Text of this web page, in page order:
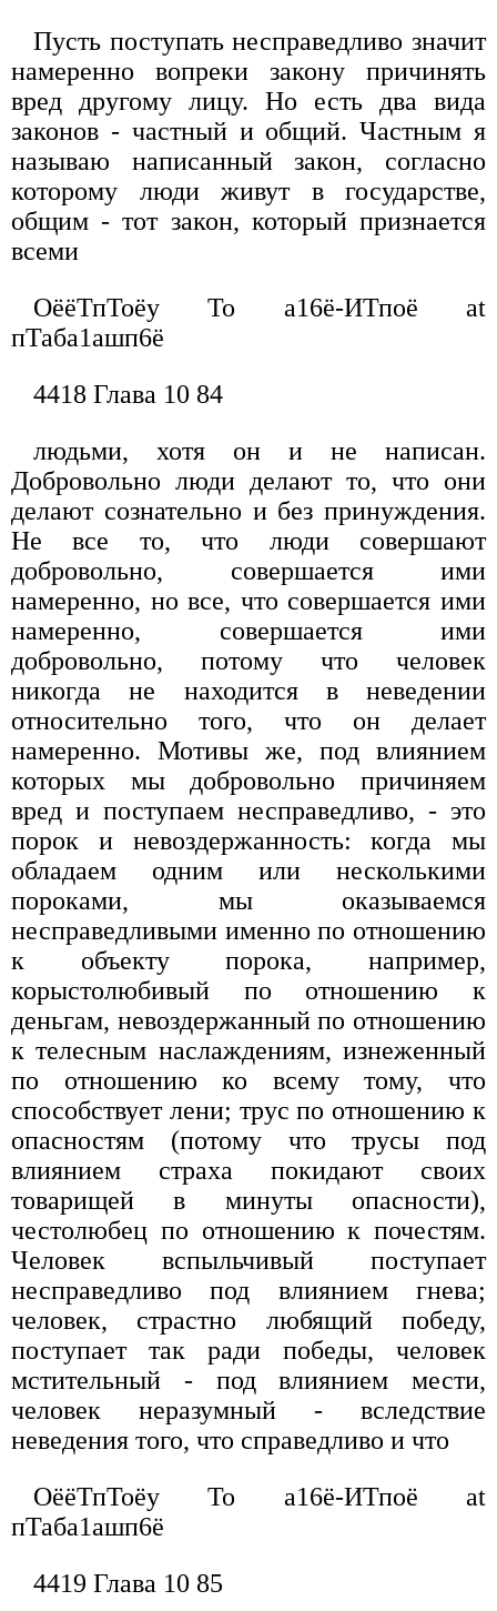
Пусть поступать несправедливо значит
намеренно вопреки закону причинять
вред другому лицу. Но есть два вида
законов - частный и общий. Частным я
называю написанный закон, согласно
которому люди живут в государстве,
общим - тот закон, который признается
всеми
ОёёТпТоёу То а16ё-ИТпоё at
пТаба1ашп6ё
4418 Глава 10 84
людьми, хотя он и не написан.
Добровольно люди делают то, что они
делают сознательно и без принуждения.
Не все то, что люди совершают
добровольно, совершается ими
намеренно, но все, что совершается ими
намеренно, совершается ими
добровольно, потому что человек
никогда не находится в неведении
относительно того, что он делает
намеренно. Мотивы же, под влиянием
которых мы добровольно причиняем
вред и поступаем несправедливо, - это
порок и невоздержанность: когда мы
обладаем одним или несколькими
пороками, мы оказываемся
несправедливыми именно по отношению
к объекту порока, например,
корыстолюбивый по отношению к
деньгам, невоздержанный по отношению
к телесным наслаждениям, изнеженный
по отношению ко всему тому, что
способствует лени; трус по отношению к
опасностям (потому что трусы под
влиянием страха покидают своих
товарищей в минуты опасности),
честолюбец по отношению к почестям.
Человек вспыльчивый поступает
несправедливо под влиянием гнева;
человек, страстно любящий победу,
поступает так ради победы, человек
мстительный - под влиянием мести,
человек неразумный - вследствие
неведения того, что справедливо и что
ОёёТпТоёу То а16ё-ИТпоё at
пТаба1ашп6ё
4419 Глава 10 85